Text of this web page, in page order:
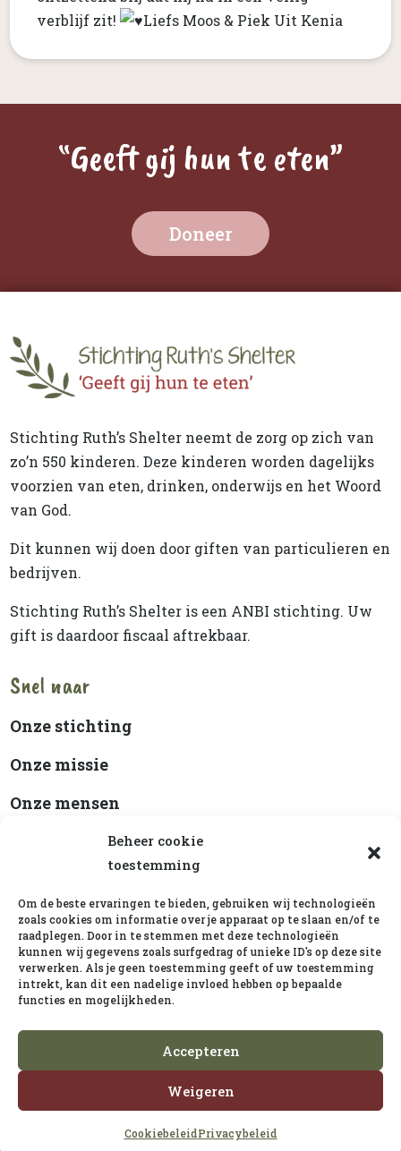
Beheer cookie
toestemming
Om de beste ervaringen te bieden, gebruiken wij technologieën
zoals cookies om informatie over je apparaat op te slaan en/of te
raadplegen. Door in te stemmen met deze technologieën
kunnen wij gegevens zoals surfgedrag of unieke ID's op deze site
verwerken. Als je geen toestemming geeft of uw toestemming
intrekt, kan dit een nadelige invloed hebben op bepaalde
functies en mogelijkheden.
Accepteren
Weigeren
CookiebeleidPrivacybeleid
verblijf zit!
Liefs Moos & Piek Uit Kenia
“Geeft gij hun te eten”
Doneer
Stichting Ruth’s Shelter neemt de zorg op zich van
zo’n 550 kinderen. Deze kinderen worden dagelijks
voorzien van eten, drinken, onderwijs en het Woord
van God.
Dit kunnen wij doen door giften van particulieren en
bedrijven.
Stichting Ruth’s Shelter is een ANBI stichting. Uw
gift is daardoor fiscaal aftrekbaar.
Snel naar
Onze stichting
Onze missie
Onze mensen
Beleidsplan
Cookiebeleid
Ruth’s Shelter op Social
© 2026 - Stichting Ruth's Shelter
Gesponsord door:Inovatix